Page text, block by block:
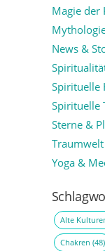
Magie der
News &
Spirituelle
Spirituelle
Sterne &
Yoga &
Alte
Chakren (48)